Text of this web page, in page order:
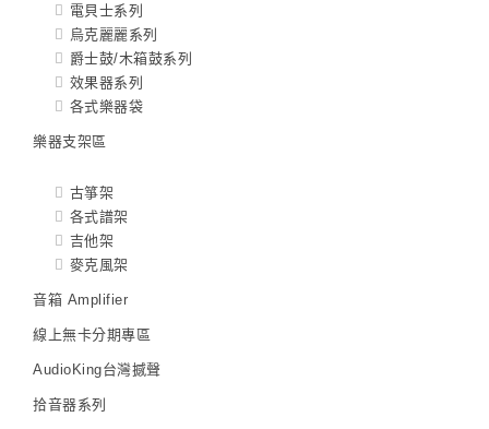
電貝士系列
烏克麗麗系列
爵士鼓/木箱鼓系列
效果器系列
各式樂器袋
樂器支架區
古箏架
各式譜架
吉他架
麥克風架
音箱 Amplifier
線上無卡分期專區
AudioKing台灣撼聲
拾音器系列